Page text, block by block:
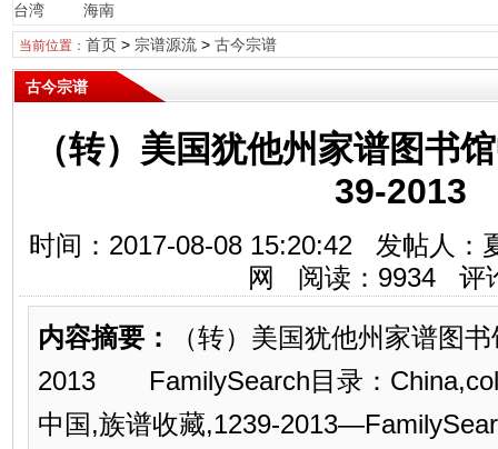
台湾
海南
当前位置： 首页> 宗谱源流> 古今宗谱
古今宗谱
（转）美国犹他州家谱图书
39-2013
时间：2017-08-08 15:20:42 发帖人
网 阅读： 9934 评
内容摘要：
（转）美国犹他州家谱图
2013 FamilySearch目录：
中国,族谱收藏,1239-